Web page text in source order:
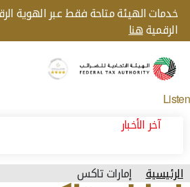
خدمات الهيئة متاحة فقط عبر الهوية
الرقميةهنا
Logo
Gold star Logo
Listen
آخر الأخبار
الرئيسية إمارات تاكس